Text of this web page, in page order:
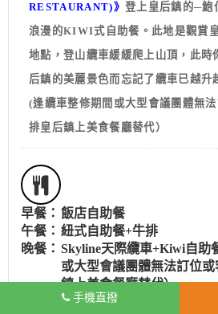
RESTAURANT)》登上皇后鎮的─鮑
浪漫的KIWI式自助餐。此地是觀賞
地點，登山纜車緩緩爬上山頂，此時
后鎮的美麗景色而忘記了纜車已越升
(逢纜車整修期間或大型會議團體無
排皇后鎮上美食餐廳替代）
早餐： 飯店自助餐
午餐： 紐式自助餐+牛排
晚餐： Skyline天際纜車+Kiwi自助
或大型會議團體無法訂位
鎮上美食餐廳替代）
手機直撥